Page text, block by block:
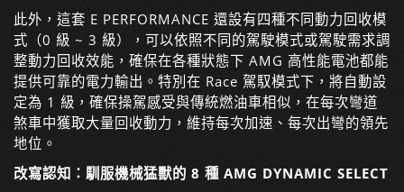
此外，這套 E PERFORMANCE 還設有四種不同動力回收模
式（0 級 ~ 3 級），可以依照不同的駕駛模式或駕駛需求調
整動力回收效能，確保在各種狀態下 AMG 高性能電池都能
提供可靠的電力輸出。特別在 Race 駕馭模式下，將自動設
定為 1 級，確保操駕感受與傳統燃油車相似，在每次彎道
煞車中獲取大量回收動力，維持每次加速、每次出彎的領先
地位。
改寫認知：馴服機械猛獸的 8 種 AMG DYNAMIC SELECT